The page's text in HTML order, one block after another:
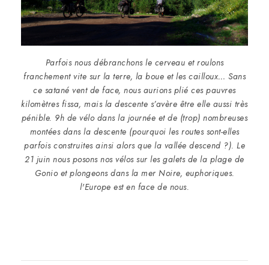
Parfois nous débranchons le cerveau et roulons
franchement vite sur la terre, la boue et les cailloux… Sans
ce satané vent de face, nous aurions plié ces pauvres
kilomètres fissa, mais la descente s’avère être elle aussi très
pénible. 9h de vélo dans la journée et de (trop) nombreuses
montées dans la descente (pourquoi les routes sont-elles
parfois construites ainsi alors que la vallée descend ?). Le
21 juin nous posons nos vélos sur les galets de la plage de
Gonio et plongeons dans la mer Noire, euphoriques.
l'Europe est en face de nous.